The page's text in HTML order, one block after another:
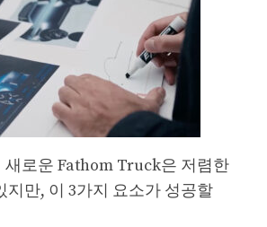
새로운 Fathom Truck은 저렴한
지만, 이 3가지 요소가 성공할